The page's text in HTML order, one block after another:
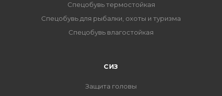
Спецобувь термостойкая
Спецобувь для рыбалки, охоты и туризма
Спецобувь влагостойкая
СИЗ
Защита головы